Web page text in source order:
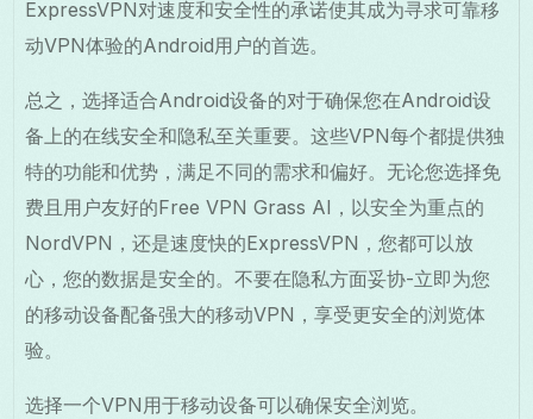
ExpressVPN对速度和安全性的承诺使其成为寻求可靠移
动VPN体验的Android用户的首选。
总之，选择适合Android设备的对于确保您在Android设
备上的在线安全和隐私至关重要。这些VPN每个都提供独
特的功能和优势，满足不同的需求和偏好。无论您选择免
费且用户友好的Free VPN Grass AI，以安全为重点的
NordVPN，还是速度快的ExpressVPN，您都可以放
心，您的数据是安全的。不要在隐私方面妥协-立即为您
的移动设备配备强大的移动VPN，享受更安全的浏览体
验。
选择一个VPN用于移动设备可以确保安全浏览。